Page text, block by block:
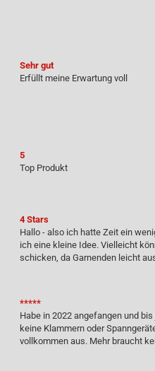
Sehr gut
Erfüllt meine Erwartung voll
5
Top Produkt
4 Stars
Hallo - also ich hatte Zeit ein
ich eine kleine Idee. Vielleicht
schicken, da Garnenden leicht
*****
Habe in 2022 angefangen und
keine Klammern oder
vollkommen aus. Mehr braucht